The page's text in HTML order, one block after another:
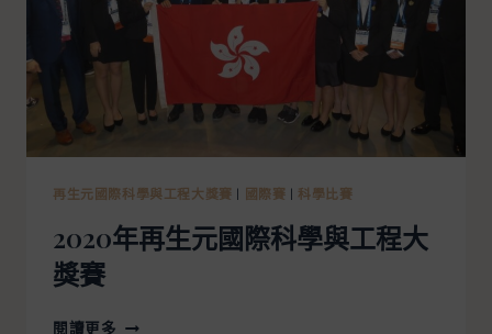
再生元國際科學與工程大獎賽 國際賽 科學比賽
2020年再生元國際科學與工程大
獎賽
閱讀更多